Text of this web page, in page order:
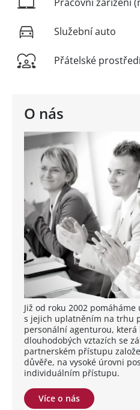
O nás
Již od roku 2002
s jejich uplatněním na trhu
personální agenturou,
dlouhodobých vztazích se
partnerském přístupu
důvěře, na vysoké úrovni
individuálním přístupu.
Více o nás
Služební auto
Přátelské